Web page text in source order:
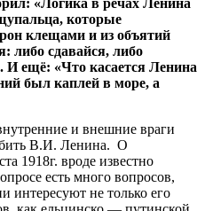
которые
клещами и из объятий
либо сдавайся, либо
ещё: «Что касается Ленина
был каплей в море, а
и внешние враги
В.И. Ленина. О
1918г. вроде известно
есть много вопросов,
интересуют не только его